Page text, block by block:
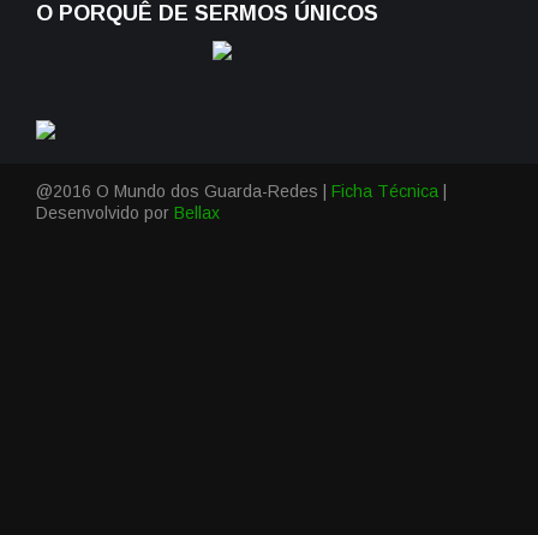
O PORQUÊ DE SERMOS ÚNICOS
@2016 O Mundo dos Guarda-Redes | Ficha Técnica
Desenvolvido por Bellax